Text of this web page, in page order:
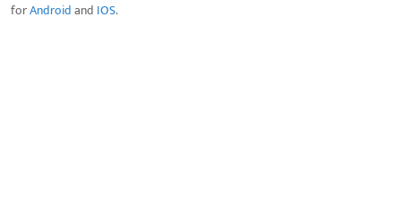
forAndroidand IOS.